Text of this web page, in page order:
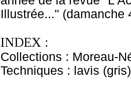
Illustrée..." (damanche
INDEX :
Collections : Moreau-
Techniques : lavis